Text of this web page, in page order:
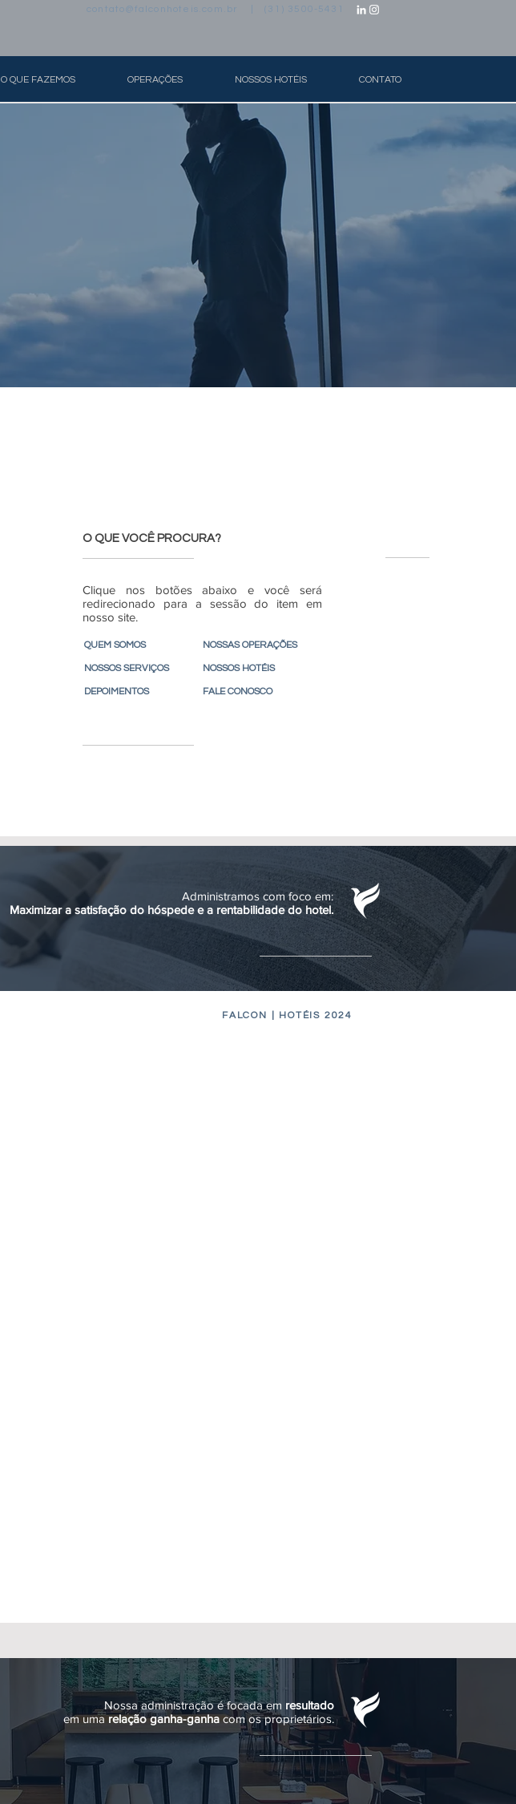
contato@falconhoteis.com.br | (31) 3500-5431
O QUE FAZEMOS OPERAÇÕES NOSSOS HOTÉIS CONTATO
O QUE VOCÊ PROCURA?
Clique nos botões abaixo e você será
redirecionado para a sessão do item em
nosso site.
QUEM SOMOS
NOSSOS SERVIÇOS
DEPOIMENTOS
NOSSAS OPERAÇÕES
NOSSOS HOTÉIS
FALE CONOSCO
Administramos com foco em:
Maximizar a satisfação do hóspede e a rentabilidade do hotel.
FALCON | HOTÉIS 2024
Nossa administração é focada em resultado
em umarelação ganha-ganhacom os proprietários.